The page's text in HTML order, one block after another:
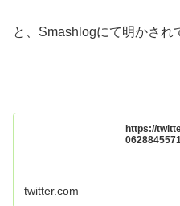
と、Smashlogにて明かされ
https://
twitter.com